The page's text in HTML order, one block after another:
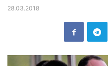
28.03.2018